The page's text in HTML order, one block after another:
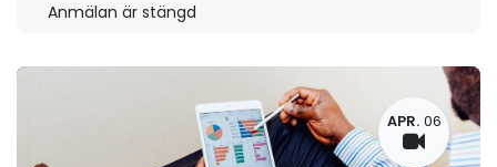
Anmälan är stängd
APR. 06